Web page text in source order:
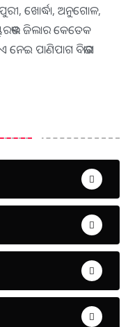
ଖୋର୍ଦ୍ଧା, ଅନୁଗୋଳ,
ଜିଲାର କେତେକ
ନେଇ ପାଣିପାଗ ବିଭାଗ